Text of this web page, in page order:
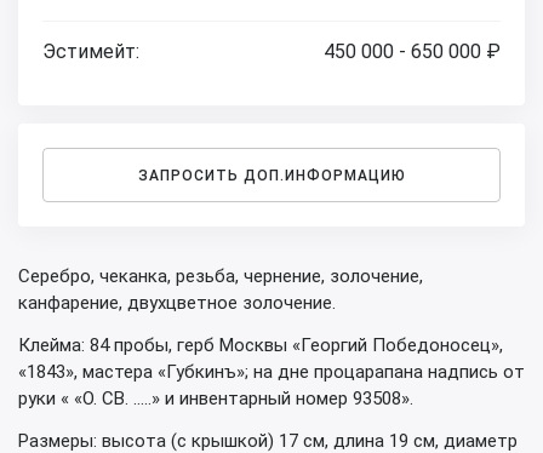
Эстимейт: 450 000 - 650 000 ₽
ЗАПРОСИТЬ ДОП.ИНФОРМАЦИЮ
Серебро, чеканка, резьба, чернение, золочение,
канфарение, двухцветное золочение.
Клейма: 84 пробы, герб Москвы «Георгий Победоносец»,
«1843», мастера «Губкинъ»; на дне процарапана надпись от
руки « «О. СВ. …..» и инвентарный номер 93508».
Размеры: высота (с крышкой) 17 см, длина 19 см, диаметр